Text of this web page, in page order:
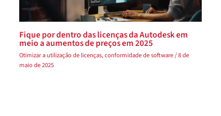
Fique por dentro das licenças da Autodesk em
meio a aumentos de preços em 2025
Otimizar a utilização de licenças,conformidade de software/8 de
maio de 2025